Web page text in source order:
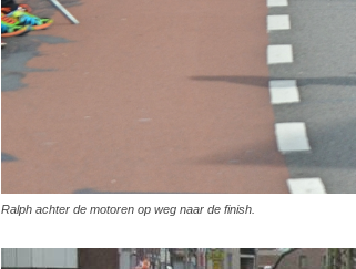
Ralph achter de motoren op weg naar de finish.